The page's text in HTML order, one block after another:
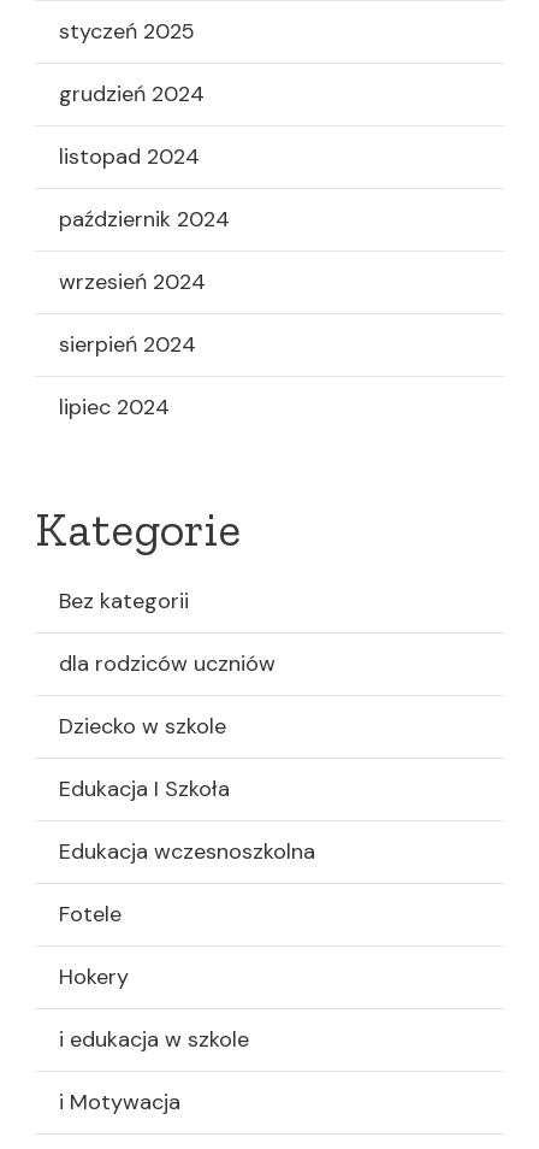
styczeń 2025
grudzień 2024
listopad 2024
październik 2024
wrzesień 2024
sierpień 2024
lipiec 2024
Kategorie
Bez kategorii
dla rodziców uczniów
Dziecko w szkole
Edukacja I Szkoła
Edukacja wczesnoszkolna
Fotele
Hokery
i edukacja w szkole
i Motywacja